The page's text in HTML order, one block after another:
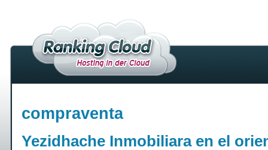
compraventa
Yezidhache Inmobiliara en el